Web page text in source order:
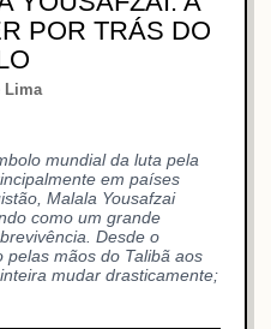
POR TRÁS DO
Lima
mundial da luta pela
em países
Malala Yousafzai
como um grande
Desde o
mãos do Talibã aos
mudar drasticamente;